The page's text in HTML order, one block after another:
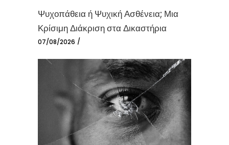
Ψυχοπάθεια ή Ψυχική Ασθένεια; Μια
Κρίσιμη Διάκριση στα Δικαστήρια
07/08/2026